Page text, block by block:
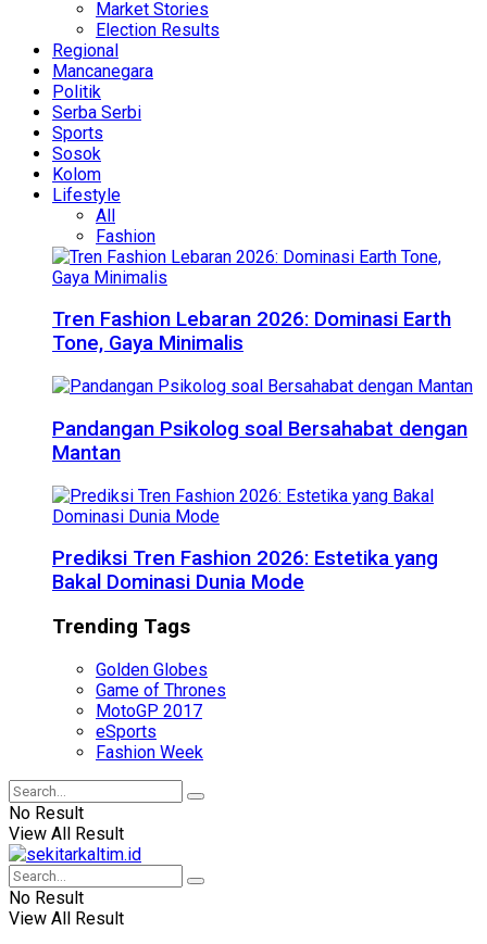
Market Stories
Election Results
Regional
Mancanegara
Politik
Serba Serbi
Sports
Sosok
Kolom
Lifestyle
All
Fashion
Tren Fashion Lebaran 2026: Dominasi Earth
Tone, Gaya Minimalis
Pandangan Psikolog soal Bersahabat dengan
Mantan
Prediksi Tren Fashion 2026: Estetika yang
Bakal Dominasi Dunia Mode
Trending Tags
Golden Globes
Game of Thrones
MotoGP 2017
eSports
Fashion Week
No Result
View All Result
No Result
View All Result